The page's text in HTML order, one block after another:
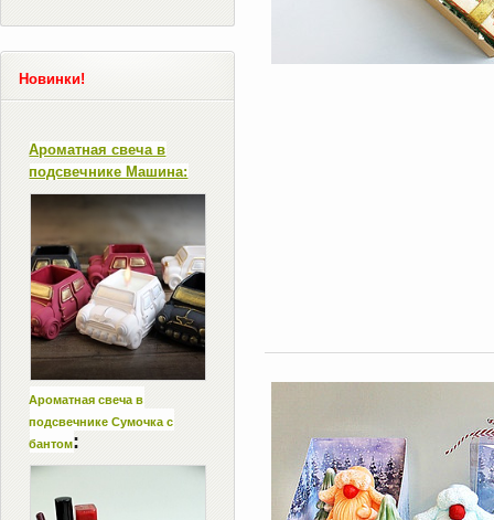
Новинки!
Ароматная свеча в
подсвечнике Машина:
Ароматная свеча в
подсвечнике Сумочка с
бантом: